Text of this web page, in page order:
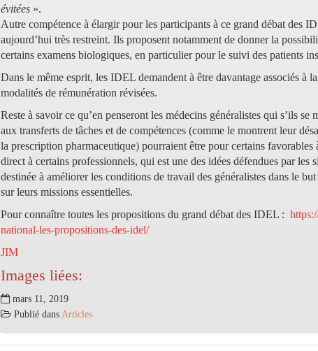
évitées ».
Autre compétence à élargir pour les participants à ce grand débat des
aujourd’hui très restreint. Ils proposent notamment de donner la
certains examens biologiques, en particulier pour le suivi des patients
Dans le même esprit, les IDEL demandent à être davantage associés à
modalités de rémunération révisées.
Reste à savoir ce qu’en penseront les médecins généralistes qui s’ils se
aux transferts de tâches et de compétences (comme le montrent leur
la prescription pharmaceutique) pourraient être pour certains favorables
direct à certains professionnels, qui est une des idées défendues par les
destinée à améliorer les conditions de travail des généralistes dans le
sur leurs missions essentielles.
Pour connaître toutes les propositions du grand débat des IDEL :
national-les-propositions-des-idel/
JIM
Images liées:
mars 11, 2019
Publié dans Articles